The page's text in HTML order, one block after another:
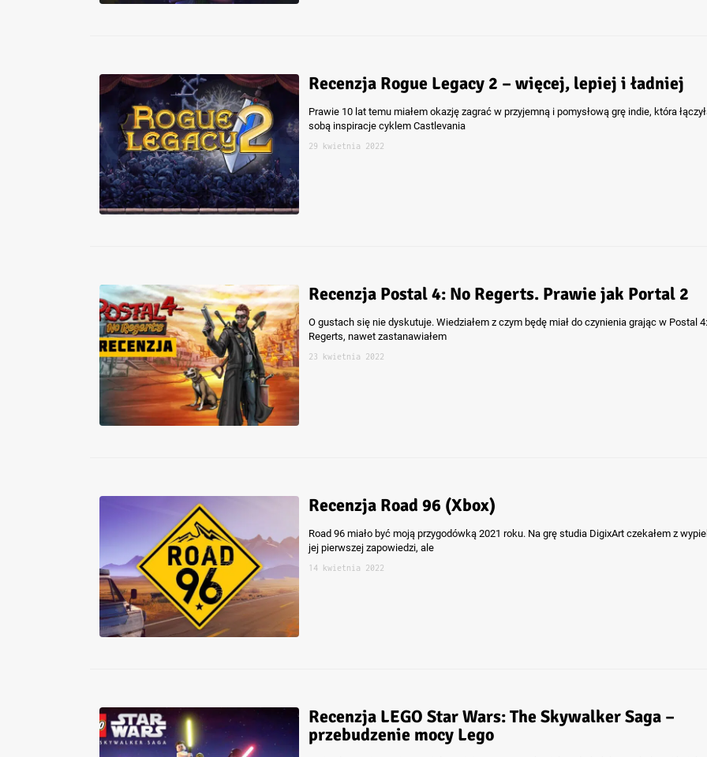
Recenzja Rogue Legacy 2 – więcej, lepiej i ładniej
Prawie 10 lat temu miałem okazję zagrać w przyjemną i pomysłową grę indie, która
sobą inspiracje cyklem Castlevania
29 kwietnia 2022
Recenzja Postal 4: No Regerts. Prawie jak Portal 2
O gustach się nie dyskutuje. Wiedziałem z czym będę miał do czynienia grając w Postal
Regerts, nawet zastanawiałem
23 kwietnia 2022
Recenzja Road 96 (Xbox)
Road 96 miało być moją przygodówką 2021 roku. Na grę studia DigixArt czekałem z
jej pierwszej zapowiedzi, ale
14 kwietnia 2022
Recenzja LEGO Star Wars: The Skywalker Saga –
przebudzenie mocy Lego